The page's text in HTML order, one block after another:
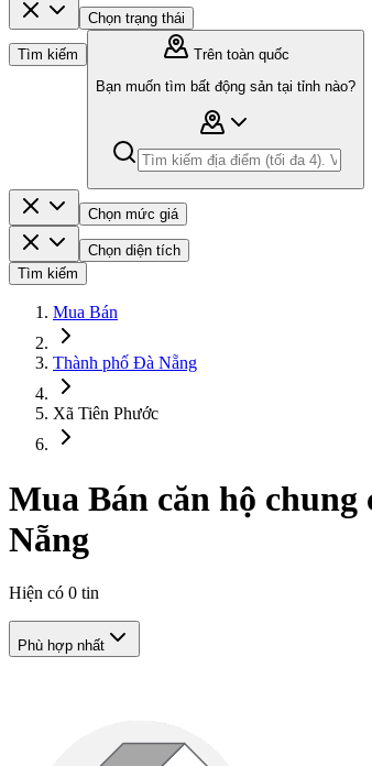
Chọn trạng thái
Tìm kiếm
Trên toàn quốc
Bạn muốn tìm bất động sản tại tỉnh nào?
Chọn mức giá
Chọn diện tích
Tìm kiếm
Mua Bán
Thành phố Đà Nẵng
Xã Tiên Phước
Mua Bán căn hộ chung
Nẵng
Hiện có 0 tin
Phù hợp nhất